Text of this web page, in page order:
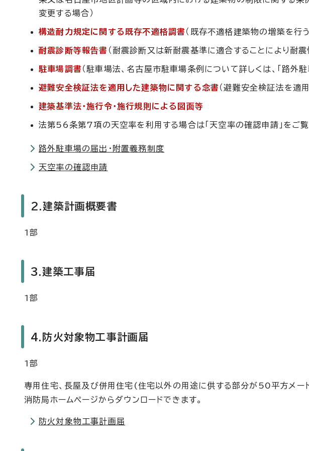
変更する場合）
構造耐力規定に関する既存不適格調書（既存不適格建築物の増築を行う
耐震診断等報告書 （耐震診断又は新耐震基準に適合することにより耐震
駐車場調書（駐車場法、名古屋市駐車場条例について詳しくは、「路外
避難安全検証法を適用した建築物に関する念書（避難安全検証法を適
建築基準法・施行令・施行規則による図面等
法第56条第7項の天空率を利用する場合は「天空率の確認申請」をご覧
路外駐車場の届出・附置義務制度
天空率の確認申請
2.建築計画概要書
1部
3.建築工事届
1部
4.防火対象物工事計画届
1部
専用住宅、長屋及び併用住宅(住宅以外の用途に供する部分が50平方メー
消防局ホームページからダウンロードできます。
防火対象物工事計画届